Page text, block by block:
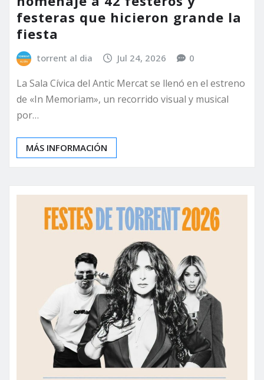
festeras que hicieron grande la
fiesta
torrent al dia Jul 24, 2026 0
La Sala Cívica del Antic Mercat se llenó en el estreno
de «In Memoriam», un recorrido visual y musical
por…
MÁS INFORMACIÓN